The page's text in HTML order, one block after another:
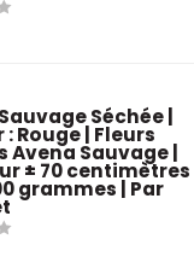
Séchée |
Rouge | Fleurs
Avena Sauvage |
± 70 centimètres |
grammes | Par